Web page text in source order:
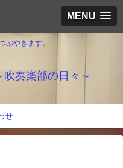
MENU
ぶやきます。
奏楽部の日々～
せ